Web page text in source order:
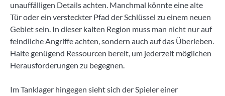
unauffälligen Details achten. Manchmal könnte eine alte
Tür oder ein versteckter Pfad der Schlüssel zu einem neuen
Gebiet sein. In dieser kalten Region muss man nicht nur auf
feindliche Angriffe achten, sondern auch auf das Überleben.
Halte genügend Ressourcen bereit, um jederzeit möglichen
Herausforderungen zu begegnen.
Im Tanklager hingegen sieht sich der Spieler einer